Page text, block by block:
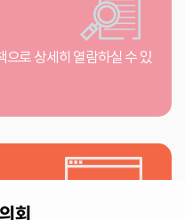
로 상세히 열람하실 수 있